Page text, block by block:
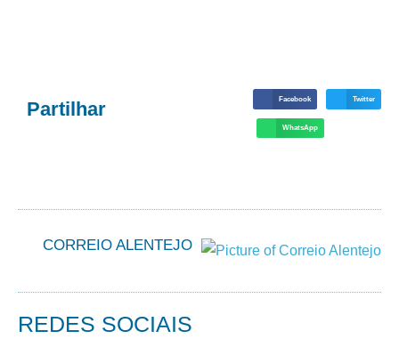
Partilhar Facebook Twitter
WhatsApp
CORREIO ALENTEJO
REDES SOCIAIS